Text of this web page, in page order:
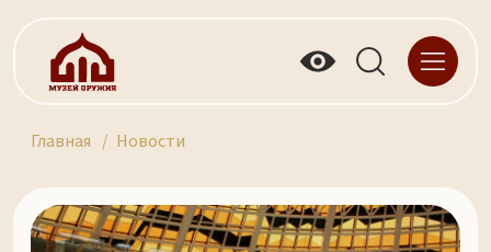
Главная Новости